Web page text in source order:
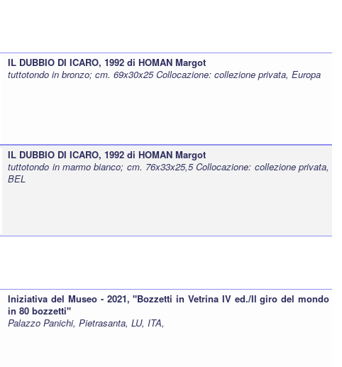
IL DUBBIO DI ICARO, 1992 di HOMAN Margot
tuttotondo in bronzo; cm. 69x30x25 Collocazione: collezione privata, Europa
IL DUBBIO DI ICARO, 1992 di HOMAN Margot
tuttotondo in marmo bianco; cm. 76x33x25,5 Collocazione: collezione privata,
BEL
Iniziativa del Museo - 2021, "Bozzetti in Vetrina IV ed./Il giro del mondo
in 80 bozzetti"
Palazzo Panichi, Pietrasanta, LU, ITA,